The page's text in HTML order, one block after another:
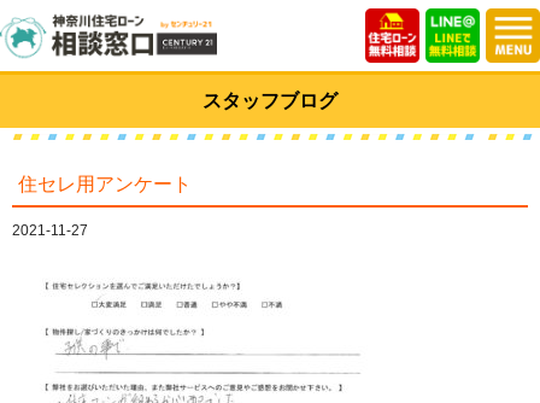
スタッフブログ
住セレ用アンケート
2021-11-27